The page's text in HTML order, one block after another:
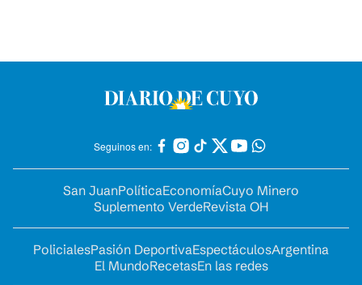
Seguinos en:
San JuanPolíticaEconomíaCuyo Minero
Suplemento VerdeRevista OH
PolicialesPasión DeportivaEspectáculosArgentina
El MundoRecetasEn las redes